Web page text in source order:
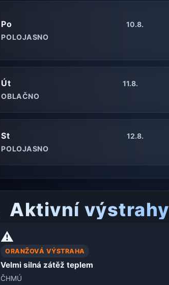
Po
10.8.
POLOJASNO
Út
11.8.
OBLAČNO
St
12.8.
POLOJASNO
Aktivní výstrahy
⚠️
ORANŽOVÁ VÝSTRAHA
Velmi silná zátěž teplem
ČHMÚ